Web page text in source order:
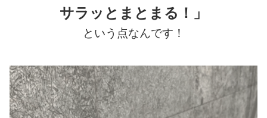
サラッとまとまる！ 」
という点なんです！